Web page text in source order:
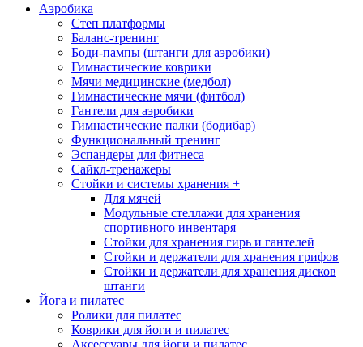
Аэробика
Степ платформы
Баланс-тренинг
Боди-пампы (штанги для аэробики)
Гимнастические коврики
Мячи медицинские (медбол)
Гимнастические мячи (фитбол)
Гантели для аэробики
Гимнастические палки (бодибар)
Функциональный тренинг
Эспандеры для фитнеса
Сайкл-тренажеры
Стойки и системы хранения +
Для мячей
Модульные стеллажи для хранения
спортивного инвентаря
Стойки для хранения гирь и гантелей
Стойки и держатели для хранения грифов
Стойки и держатели для хранения дисков
штанги
Йога и пилатес
Ролики для пилатес
Коврики для йоги и пилатес
Аксессуары для йоги и пилатес